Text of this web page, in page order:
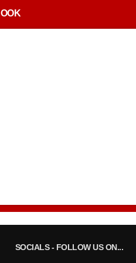
SOCIALS- FOLLOW US ON...